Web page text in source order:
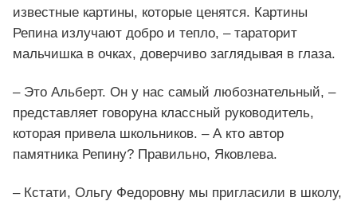
известные картины, которые ценятся. Картины
Репина излучают добро и тепло, – тараторит
мальчишка в очках, доверчиво заглядывая в глаза.
– Это Альберт. Он у нас самый любознательный, –
представляет говоруна классный руководитель,
которая привела школьников. – А кто автор
памятника Репину? Правильно, Яковлева.
– Кстати, Ольгу Федоровну мы пригласили в школу,